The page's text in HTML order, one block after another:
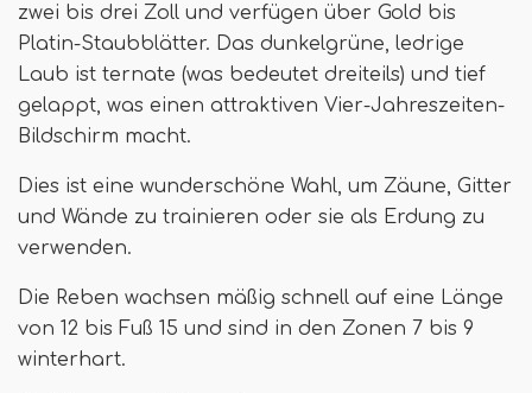
zwei bis drei Zoll und verfügen über Gold bis
Platin-Staubblätter. Das dunkelgrüne, ledrige
Laub ist ternate (was bedeutet dreiteils) und tief
gelappt, was einen attraktiven Vier-Jahreszeiten-
Bildschirm macht.
Dies ist eine wunderschöne Wahl, um Zäune, Gitter
und Wände zu trainieren oder sie als Erdung zu
verwenden.
Die Reben wachsen mäßig schnell auf eine Länge
von 12 bis Fuß 15 und sind in den Zonen 7 bis 9
winterhart.